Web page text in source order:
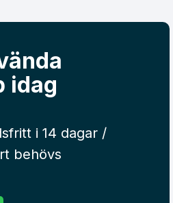
idag
i 14 dagar /
behövs